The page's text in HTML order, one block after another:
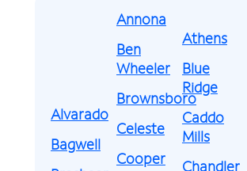
Alvarado
Bagwell
Annona
Ben
Wheeler
Brownsboro
Celeste
Cooper
Athens
Blue
Ridge
Caddo
Mills
Chandler